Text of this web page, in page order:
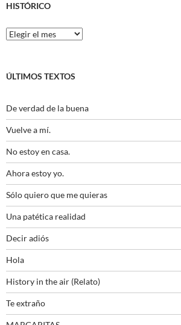
HISTÓRICO
Histórico
ÚLTIMOS TEXTOS
De verdad de la buena
Vuelve a mí.
No estoy en casa.
Ahora estoy yo.
Sólo quiero que me quieras
Una patética realidad
Decir adiós
Hola
History in the air (Relato)
Te extraño